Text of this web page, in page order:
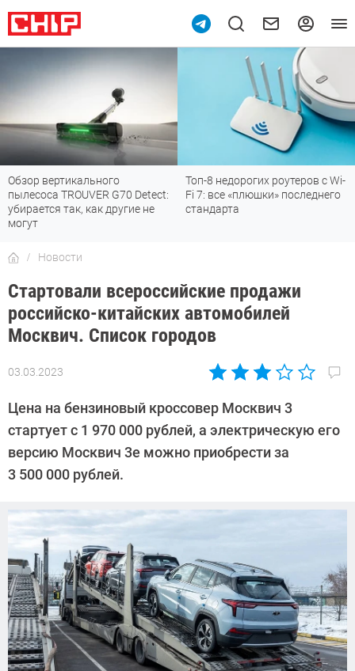
Обзор вертикального
пылесоса TROUVER G70 Detect:
убирается так, как другие не
могут
Топ-8 недорогих роутеров с Wi-
Fi 7: все «плюшки» последнего
стандарта
Новости
Стартовали всероссийские продажи
российско-китайских автомобилей
Москвич. Список городов
03.03.2023
Автор:
Кошик
Цена на бензиновый кроссовер Москвич 3
стартует с 1 970 000 рублей, а электрическую его
версию Москвич 3е можно приобрести за
3 500 000 рублей.